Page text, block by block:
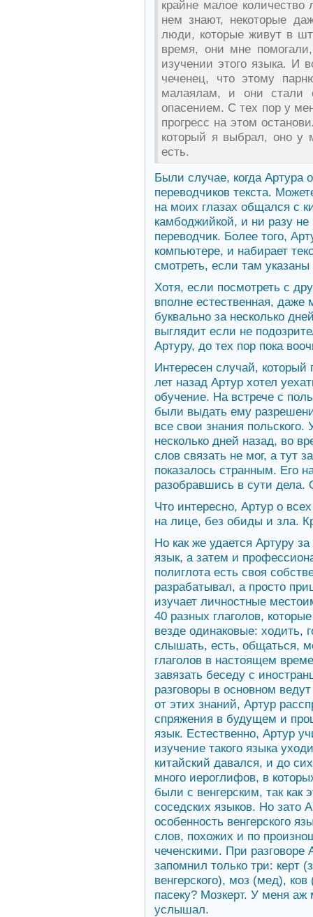
крайне малое
нем знают, некоторые
люди, которые живут в
время, они мне
изучении этого языка. И
чеченец, что этому
малаялам, и они стали
опасением. С тех пор у
прогресс на этом
который я выбрал, оно у
есть.
Были случае, когда Артура
переводчиков текста.
на моих глазах общался с
камбоджийкой, и ни разу
переводчик. Более того,
компьютере, и набирает
смотреть, если там
Хотя, если посмотреть с
вполне естественная, даже
буквально за несколько
выглядит если не
Артуру, до тех пор пока
Интересен случай,
лет назад Артур хотел
обучение. На встрече с
были выдать ему
все свои знания
несколько дней назад, во
слов связать не мог, а тут
показалось странным. Его
разобравшись в сути дела.
Что интересно, Артур о
на лице, без обиды и зла.
Но как же удается Артуру
язык, а затем и
полиглота есть своя
разрабатывал, а просто
изучает личностные
40 разных глаголов,
везде одинаковые: ходить,
слышать, есть, общаться,
глаголов в настоящем
завязать беседу с
разговоры в основном
от этих знаний, Артур
спряжения в будущем и
язык. Естественно, Артур
изучение такого языка
китайский давался, и до
много иероглифов, в
были с венгерским, так как
соседских языков. Но зато
особенность венгерского
слов, похожих и по
чеченскими. При разговоре
запомнил только три: керт
венгерского), моз (мед),
пасеку? Мозкерт. У меня аж
услышал.